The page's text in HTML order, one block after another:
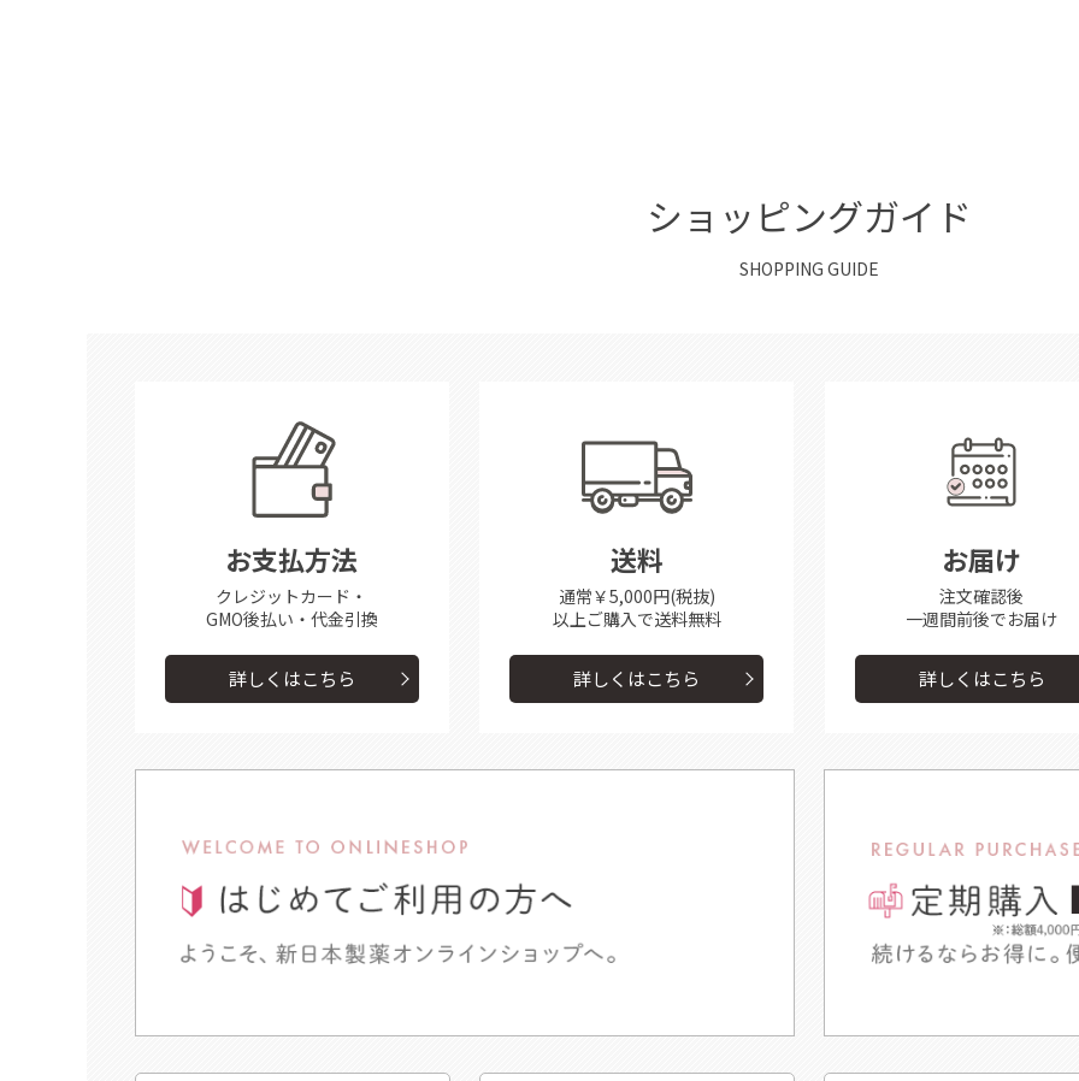
ショッピングガイド
SHOPPING GUIDE
お支払方法
クレジットカード・
GMO後払い・代金引換
詳しくはこちら
送料
通常￥5,000円(税抜)
以上ご購入で送料無料
詳しくはこちら
お届け
注文確認後
一週間前後でお届け
詳しくはこちら